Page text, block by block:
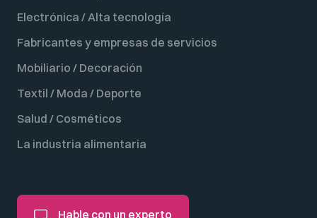
Hable con un experto
Electrónica / Alta tecnología
Fabricantes y empresas de servicios
Mobiliario / Decoración
Textil / Moda / Deporte
Salud / Cosméticos
La industria alimentaria